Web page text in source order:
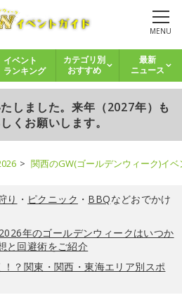
MENU
イベント
ランキング
カテゴリ別
おすすめ
最新
ニュース
しました。来年（2027年）も
くお願いします。
関西のGW(ゴールデンウィーク)イ
り ・ ピクニック ・ BBQなどおでかけ
年のゴールデンウィークはいつか
と回避術をご紹介
？関東・関西・東海エリア別スポ